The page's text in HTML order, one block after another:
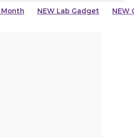
NEW Lab Gadget NEW